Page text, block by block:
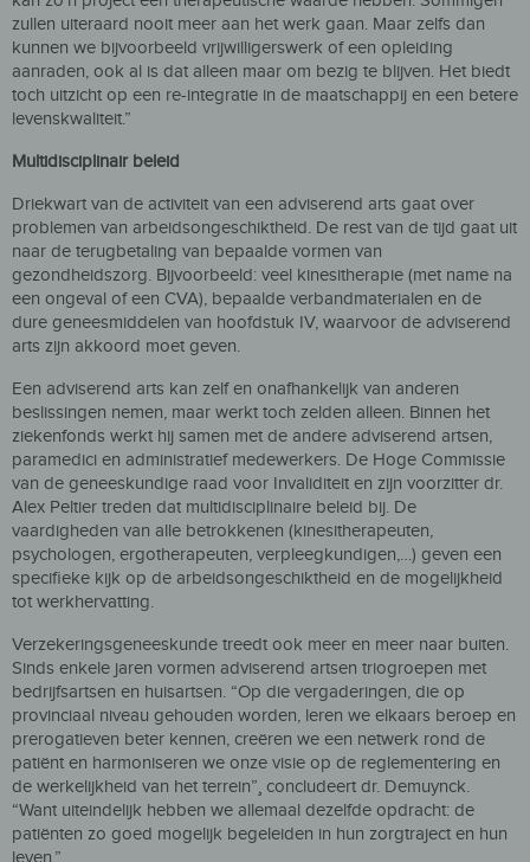
zullen uiteraard nooit meer aan het werk gaan. Maar zelfs dan
kunnen we bijvoorbeeld vrijwilligerswerk of een opleiding
aanraden, ook al is dat alleen maar om bezig te blijven. Het biedt
toch uitzicht op een re-integratie in de maatschappij en een betere
levenskwaliteit.”
Multidisciplinair beleid
Driekwart van de activiteit van een adviserend arts gaat over
problemen van arbeidsongeschiktheid. De rest van de tijd gaat uit
naar de terugbetaling van bepaalde vormen van
gezondheidszorg. Bijvoorbeeld: veel kinesitherapie (met name na
een ongeval of een CVA), bepaalde verbandmaterialen en de
dure geneesmiddelen van hoofdstuk IV, waarvoor de adviserend
arts zijn akkoord moet geven.
Een adviserend arts kan zelf en onafhankelijk van anderen
beslissingen nemen, maar werkt toch zelden alleen. Binnen het
ziekenfonds werkt hij samen met de andere adviserend artsen,
paramedici en administratief medewerkers. De Hoge Commissie
van de geneeskundige raad voor Invaliditeit en zijn voorzitter dr.
Alex Peltier treden dat multidisciplinaire beleid bij. De
vaardigheden van alle betrokkenen (kinesitherapeuten,
psychologen, ergotherapeuten, verpleegkundigen,…) geven een
specifieke kijk op de arbeidsongeschiktheid en de mogelijkheid
tot werkhervatting.
Verzekeringsgeneeskunde treedt ook meer en meer naar buiten.
Sinds enkele jaren vormen adviserend artsen triogroepen met
bedrijfsartsen en huisartsen. “Op die vergaderingen, die op
provinciaal niveau gehouden worden, leren we elkaars beroep en
prerogatieven beter kennen, creëren we een netwerk rond de
patiënt en harmoniseren we onze visie op de reglementering en
de werkelijkheid van het terrein”¸ concludeert dr. Demuynck.
“Want uiteindelijk hebben we allemaal dezelfde opdracht: de
patiënten zo goed mogelijk begeleiden in hun zorgtraject en hun
leven.”